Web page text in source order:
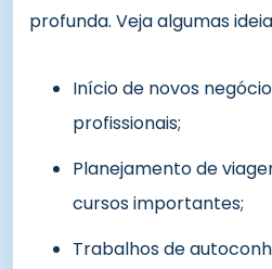
profunda. Veja algumas
Início de novos
profissionais;
Planejamento de
cursos importantes;
Trabalhos de